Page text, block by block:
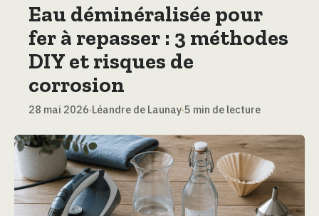
Maison
Bricolage
Jardinage
Eau déminéralisée pour
fer à repasser : 3 méthodes
DIY et risques de
corrosion
28 mai 2026·Léandre de Launay·5 min de lecture